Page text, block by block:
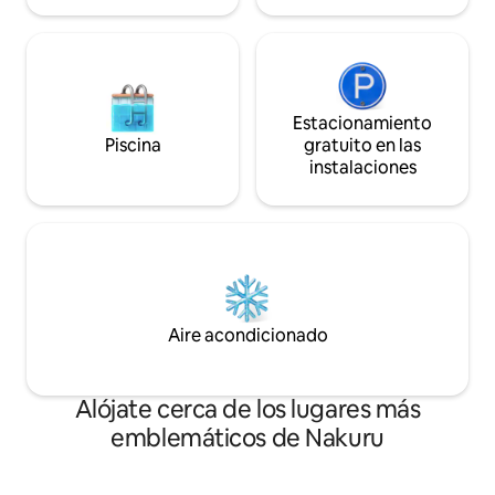
Piscina
Estacionamiento
gratuito en las
instalaciones
Aire acondicionado
Alójate cerca de los lugares más
emblemáticos de Nakuru